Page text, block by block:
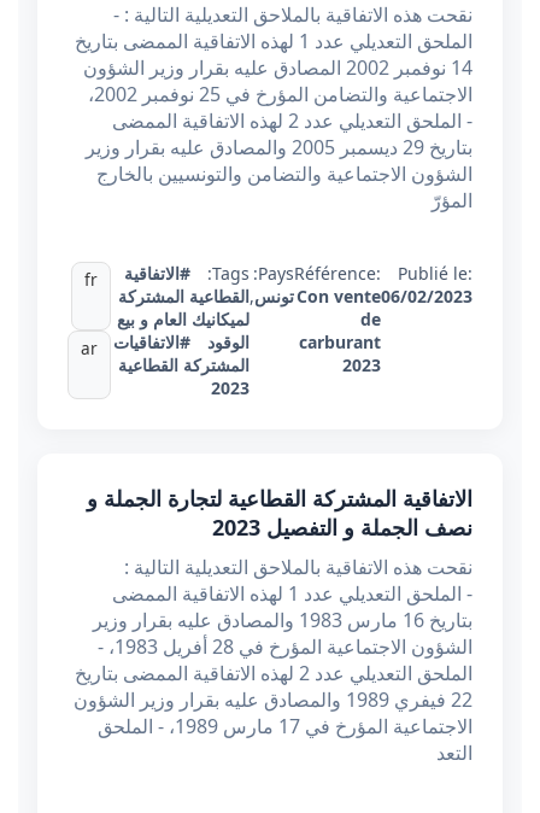
نقحت هذه الاتفاقية بالملاحق التعديلية التالية : -
الملحق التعديلي عدد 1 لهذه الاتفاقية الممضى بتاريخ
14 نوفمبر 2002 المصادق عليه بقرار وزير الشؤون
الاجتماعية والتضامن المؤرخ في 25 نوفمبر 2002،
- الملحق التعديلي عدد 2 لهذه الاتفاقية الممضى
بتاريخ 29 ديسمبر 2005 والمصادق عليه بقرار وزير
الشؤون الاجتماعية والتضامن والتونسيين بالخارج
المؤرّ
Publié le:
06/02/2023
Référence:
Con vente
de
carburant
2023
Pays:
تونس,
Tags:
#الاتفاقية
القطاعية المشتركة
لميكانيك العام و بيع
الوقود
#الاتفاقيات
المشتركة القطاعية
2023
fr
ar
الاتفاقية المشتركة القطاعية لتجارة الجملة و
نصف الجملة و التفصيل 2023
نقحت هذه الاتفاقية بالملاحق التعديلية التالية :
- الملحق التعديلي عدد 1 لهذه الاتفاقية الممضى
بتاريخ 16 مارس 1983 والمصادق عليه بقرار وزير
الشؤون الاجتماعية المؤرخ في 28 أفريل 1983، -
الملحق التعديلي عدد 2 لهذه الاتفاقية الممضى بتاريخ
22 فيفري 1989 والمصادق عليه بقرار وزير الشؤون
الاجتماعية المؤرخ في 17 مارس 1989، - الملحق
التعد